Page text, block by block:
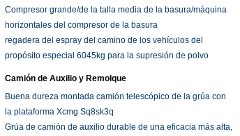
la desinfección
Compresor grande/de la talla media de la basura/máquina
horizontales del compresor de la basura
regadera del espray del camino de los vehículos del
propósito especial 6045kg para la supresión de polvo
Camión de Auxilio y Remolque
Buena dureza montada camión telescópico de la grúa con
la plataforma Xcmg Sq8sk3q
Grúa de camión de auxilio durable de una eficacia más alta,